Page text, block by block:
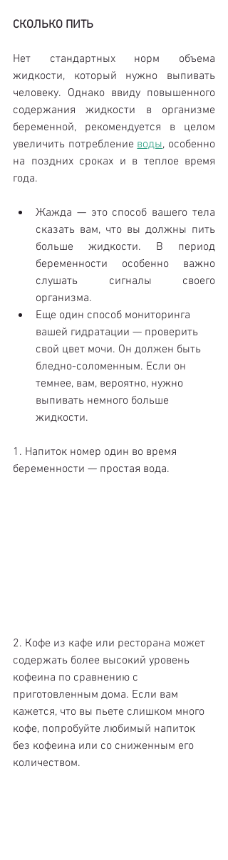
СКОЛЬКО ПИТЬ
Нет стандартных норм объема
жидкости, который нужно выпивать
человеку. Однако ввиду повышенного
содержания жидкости в организме
беременной, рекомендуется в целом
увеличить потребление воды, особенно
на поздних сроках и в теплое время
года.
Жажда — это способ вашего тела
сказать вам, что вы должны пить
больше жидкости. В период
беременности особенно важно
слушать сигналы своего
организма.
Еще один способ мониторинга
вашей гидратации — проверить
свой цвет мочи. Он должен быть
бледно-соломенным. Если он
темнее, вам, вероятно, нужно
выпивать немного больше
жидкости.
​1. Напиток номер один во время
беременности — простая вода.
2. Кофе из кафе или ресторана может
содержать более высокий уровень
кофеина по сравнению с
приготовленным дома. Если вам
кажется, что вы пьете слишком много
кофе, попробуйте любимый напиток
без кофеина или со сниженным его
количеством.